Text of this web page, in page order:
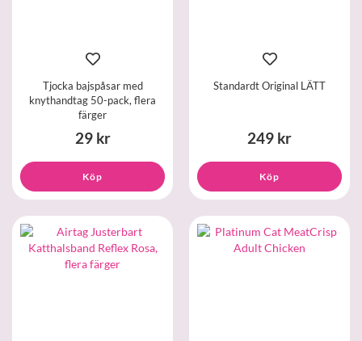
Tjocka bajspåsar med
knythandtag 50-pack, flera
färger
29 kr
Köp
Standardt Original LÄTT
249 kr
Köp